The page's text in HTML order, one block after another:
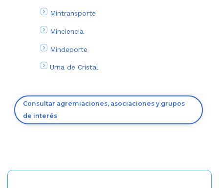
Mintransporte
Minciencia
Mindeporte
Urna de Cristal
Consultar agremiaciones, asociaciones y grupos
de interés